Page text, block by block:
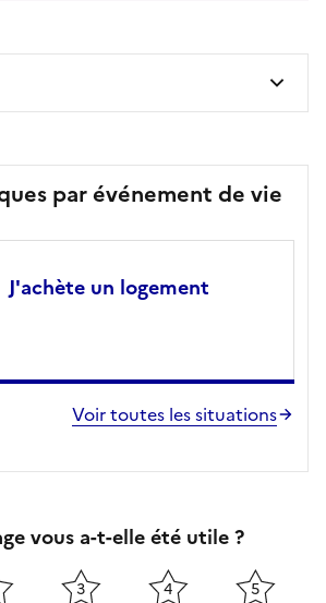
par événement de vie
J'achète un logement
Voir toutes les situations
vous a-t-elle été utile ?
3 4 5